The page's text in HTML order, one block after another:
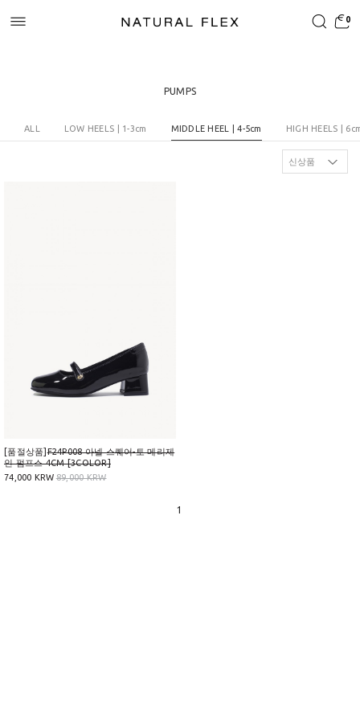
0
PUMPS
ALL LOW HEELS | 1-3cm MIDDLE HEEL | 4-5cm HIGH HEELS |
[품절상품]F24P008 아넬 스퀘어-토 메리제
인 펌프스 4CM [3COLOR]
74,000 KRW 89,000 KRW
1